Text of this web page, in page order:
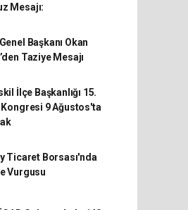
Mesajı:
Başkanı Okan
Taziye Mesajı
İlçe Başkanlığı 15.
Kongresi 9 Ağustos'ta
Ticaret Borsası'nda
Vurgusu